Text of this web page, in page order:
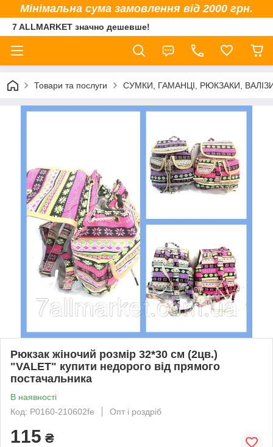
Мінімальна сума замовлення від 2000 грн.
7 ALLMARKET значно дешевше!
Товари та послуги СУМКИ, ГАМАНЦІ, РЮКЗАКИ,
Рюкзак жіночий розмір 32*30 см (2цв.)
"VALET" купити недорого від прямого
постачальника
В наявності
Код: P0160-210602fe
Опт і роздріб
115 ₴